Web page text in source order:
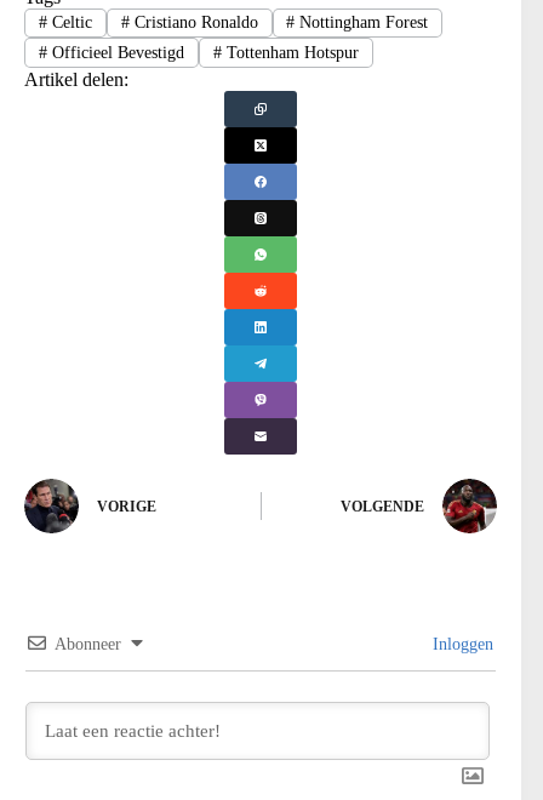
#Celtic #Cristiano Ronaldo # Nottingham Forest
#Officieel Bevestigd #Tottenham Hotspur
Artikel delen:
VORIGE VOLGENDE
Abonneer Inloggen